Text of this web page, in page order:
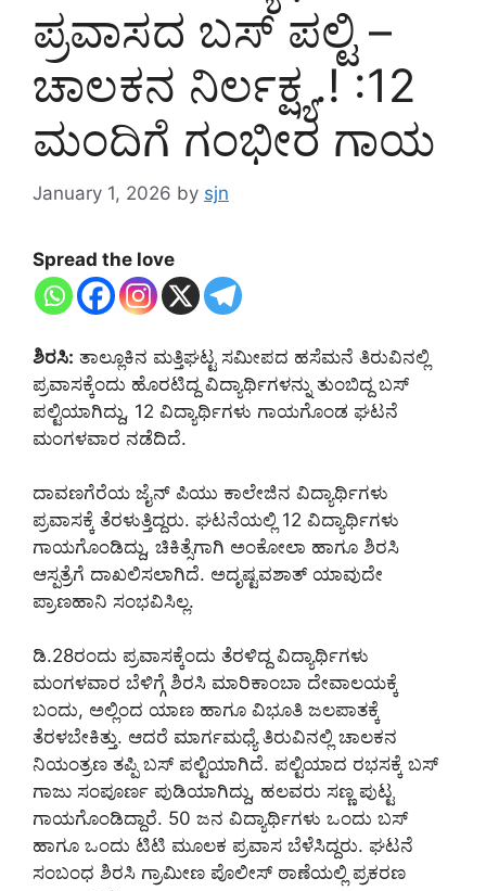
ಪ್ರವಾಸದ ಬಸ್‌ ಪಲ್ಟಿ –
ಚಾಲಕನ ನಿರ್ಲಕ್ಷ್ಯ.! :12
ಮಂದಿಗೆ ಗಂಭೀರ ಗಾಯ
January 1, 2026 by sjn
Spread the love
ಶಿರಸಿ: ತಾಲ್ಲೂಕಿನ ಮತ್ತಿಘಟ್ಟ ಸಮೀಪದ ಹಸೆಮನೆ ತಿರುವಿನಲ್ಲಿ
ಪ್ರವಾಸಕ್ಕೆಂದು ಹೊರಟಿದ್ದ ವಿದ್ಯಾರ್ಥಿಗಳನ್ನು ತುಂಬಿದ್ದ ಬಸ್
ಪಲ್ಟಿಯಾಗಿದ್ದು, 12 ವಿದ್ಯಾರ್ಥಿಗಳು ಗಾಯಗೊಂಡ ಘಟನೆ
ಮಂಗಳವಾರ ನಡೆದಿದೆ.
ದಾವಣಗೆರೆಯ ಜೈನ್ ಪಿಯು ಕಾಲೇಜಿನ ವಿದ್ಯಾರ್ಥಿಗಳು
ಪ್ರವಾಸಕ್ಕೆ ತೆರಳುತ್ತಿದ್ದರು. ಘಟನೆಯಲ್ಲಿ 12 ವಿದ್ಯಾರ್ಥಿಗಳು
ಗಾಯಗೊಂಡಿದ್ದು, ಚಿಕಿತ್ಸೆಗಾಗಿ ಅಂಕೋಲಾ ಹಾಗೂ ಶಿರಸಿ
ಆಸ್ಪತ್ರೆಗೆ ದಾಖಲಿಸಲಾಗಿದೆ. ಅದೃಷ್ಟವಶಾತ್ ಯಾವುದೇ
ಪ್ರಾಣಹಾನಿ ಸಂಭವಿಸಿಲ್ಲ.
ಡಿ.28ರಂದು ಪ್ರವಾಸಕ್ಕೆಂದು ತೆರಳಿದ್ದ ವಿದ್ಯಾರ್ಥಿಗಳು
ಮಂಗಳವಾರ ಬೆಳಿಗ್ಗೆ ಶಿರಸಿ ಮಾರಿಕಾಂಬಾ ದೇವಾಲಯಕ್ಕೆ
ಬಂದು, ಅಲ್ಲಿಂದ ಯಾಣ ಹಾಗೂ ವಿಭೂತಿ ಜಲಪಾತಕ್ಕೆ
ತೆರಳಬೇಕಿತ್ತು. ಆದರೆ ಮಾರ್ಗಮಧ್ಯೆ ತಿರುವಿನಲ್ಲಿ ಚಾಲಕನ
ನಿಯಂತ್ರಣ ತಪ್ಪಿ ಬಸ್ ಪಲ್ಟಿಯಾಗಿದೆ. ಪಲ್ಟಿಯಾದ ರಭಸಕ್ಕೆ ಬಸ್
ಗಾಜು ಸಂಪೂರ್ಣ ಪುಡಿಯಾಗಿದ್ದು, ಹಲವರು ಸಣ್ಣ ಪುಟ್ಟ
ಗಾಯಗೊಂಡಿದ್ದಾರೆ. 50 ಜನ ವಿದ್ಯಾರ್ಥಿಗಳು ಒಂದು ಬಸ್
ಹಾಗೂ ಒಂದು ಟಿಟಿ ಮೂಲಕ ಪ್ರವಾಸ ಬೆಳೆಸಿದ್ದರು. ಘಟನೆ
ಸಂಬಂಧ ಶಿರಸಿ ಗ್ರಾಮೀಣ ಪೊಲೀಸ್ ಠಾಣೆಯಲ್ಲಿ ಪ್ರಕರಣ